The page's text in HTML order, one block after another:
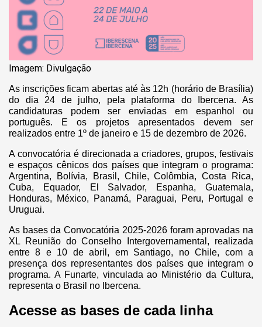
Imagem: Divulgação
As inscrições ficam abertas até às 12h (horário de Brasília)
do dia 24 de julho, pela plataforma do Ibercena. As
candidaturas podem ser enviadas em espanhol ou
português. E os projetos apresentados devem ser
realizados entre 1º de janeiro e 15 de dezembro de 2026.
A convocatória é direcionada a criadores, grupos, festivais
e espaços cênicos dos países que integram o programa:
Argentina, Bolívia, Brasil, Chile, Colômbia, Costa Rica,
Cuba, Equador, El Salvador, Espanha, Guatemala,
Honduras, México, Panamá, Paraguai, Peru, Portugal e
Uruguai.
As bases da Convocatória 2025-2026 foram aprovadas na
XL Reunião do Conselho Intergovernamental, realizada
entre 8 e 10 de abril, em Santiago, no Chile, com a
presença dos representantes dos países que integram o
programa. A Funarte, vinculada ao Ministério da Cultura,
representa o Brasil no Ibercena.
Acesse as bases de cada linha